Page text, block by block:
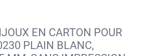
EN CARTON POUR
PLAIN BLANC,